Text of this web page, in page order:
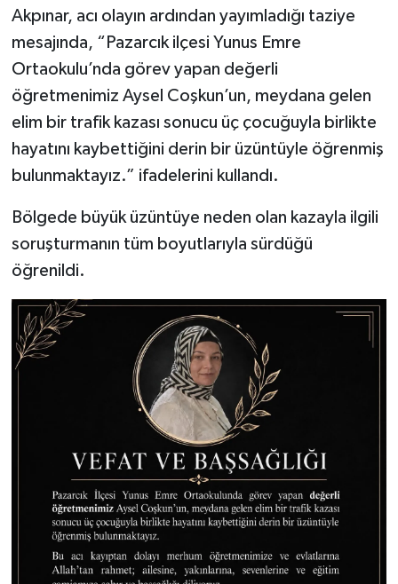
Akpınar, acı olayın ardından yayımladığı taziye
mesajında, “Pazarcık ilçesi Yunus Emre
Ortaokulu’nda görev yapan değerli
öğretmenimiz Aysel Coşkun’un, meydana gelen
elim bir trafik kazası sonucu üç çocuğuyla birlikte
hayatını kaybettiğini derin bir üzüntüyle öğrenmiş
bulunmaktayız.” ifadelerini kullandı.
Bölgede büyük üzüntüye neden olan kazayla ilgili
soruşturmanın tüm boyutlarıyla sürdüğü
öğrenildi.